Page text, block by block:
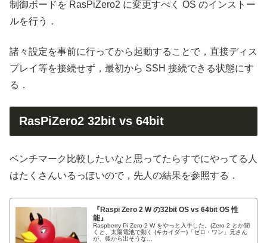
制御ボードを RasPiZero2 に変更すべく OS のインストー
ルを行う．
諸々設定を事前に行ってから起動することで，直接ディス
プレイ等を接続せず，最初から SSH 接続できる状態にす
る．
RasPiZero2 32bit vs 64bit
ベンチマーク比較したいなと思ってたらすでにやってる人
はたくさんいるっぽいので，先人の結果を参照する．
『Raspi Zero 2 W の32bit OS vs 64bit OS 性
能』
Raspberry Pi Zero 2 W をやっと入手した。(Zero 2 とか聞
くと、太陽電池で動く (キカイダー)「ゼロ・ワン」兄さん
が、後から出そうな…